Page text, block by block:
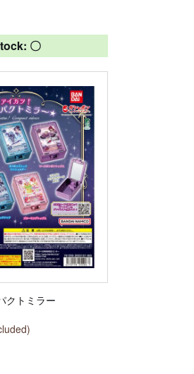
〇
クトミラー